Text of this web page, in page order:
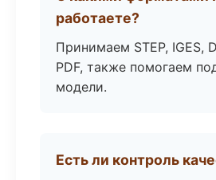
работаете?
Принимаем STEP, IGES,
PDF, также помогаем
модели.
Есть ли контроль